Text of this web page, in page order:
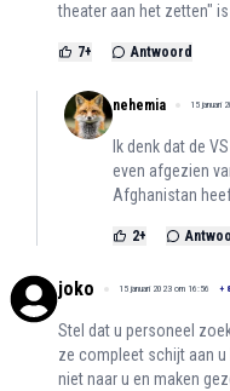
theater aan het zetten"
7+ Antwoord
nehemia 15 januari
Ik denk dat de
even afgezien
Afghanistan
2+
joko 15 januari 2023 om 16:56 +
Stel dat u personeel
ze compleet schijt aan
niet naar u en maken